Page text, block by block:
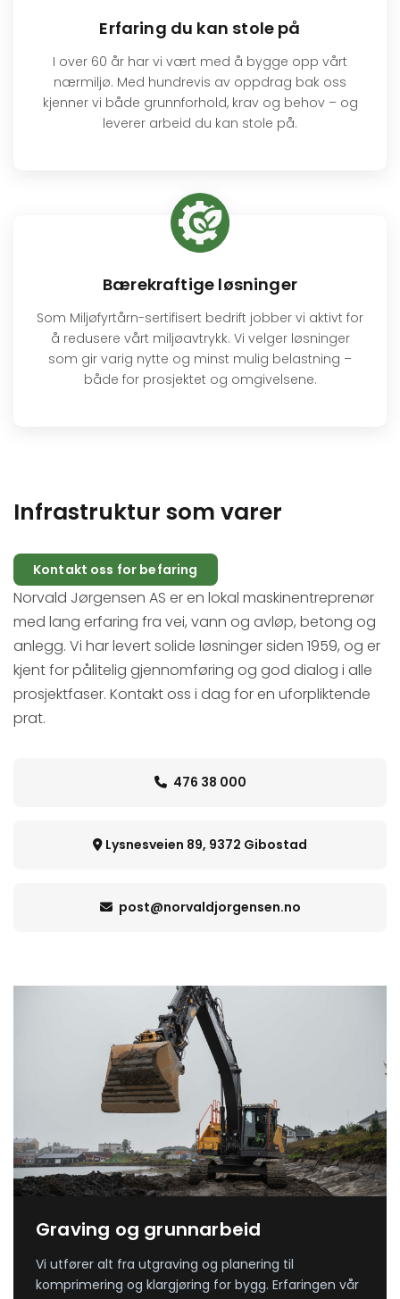
Erfaring du kan stole på
I over 60 år har vi vært med å bygge opp vårt
nærmiljø. Med hundrevis av oppdrag bak oss
kjenner vi både grunnforhold, krav og behov – og
leverer arbeid du kan stole på.
Bærekraftige løsninger
Som Miljøfyrtårn-sertifisert bedrift jobber vi aktivt for
å redusere vårt miljøavtrykk. Vi velger løsninger
som gir varig nytte og minst mulig belastning –
både for prosjektet og omgivelsene.
Infrastruktur som varer
Kontakt oss for befaring
Norvald Jørgensen AS er en lokal maskinentreprenør
med lang erfaring fra vei, vann og avløp, betong og
anlegg. Vi har levert solide løsninger siden 1959, og er
kjent for pålitelig gjennomføring og god dialog i alle
prosjektfaser. Kontakt oss i dag for en uforpliktende
prat.
 476 38 000
 Lysnesveien 89, 9372 Gibostad
 post@norvaldjorgensen.no
Graving og grunnarbeid
Vi utfører alt fra utgraving og planering til
komprimering og klargjøring for bygg. Erfaringen vår